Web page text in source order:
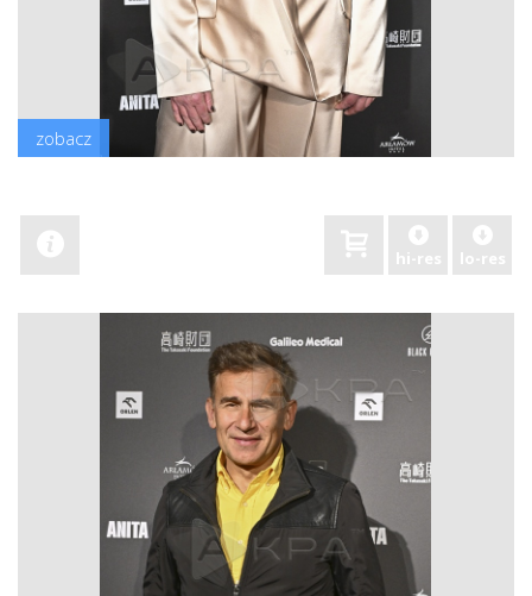
zobacz
hi-res lo-res